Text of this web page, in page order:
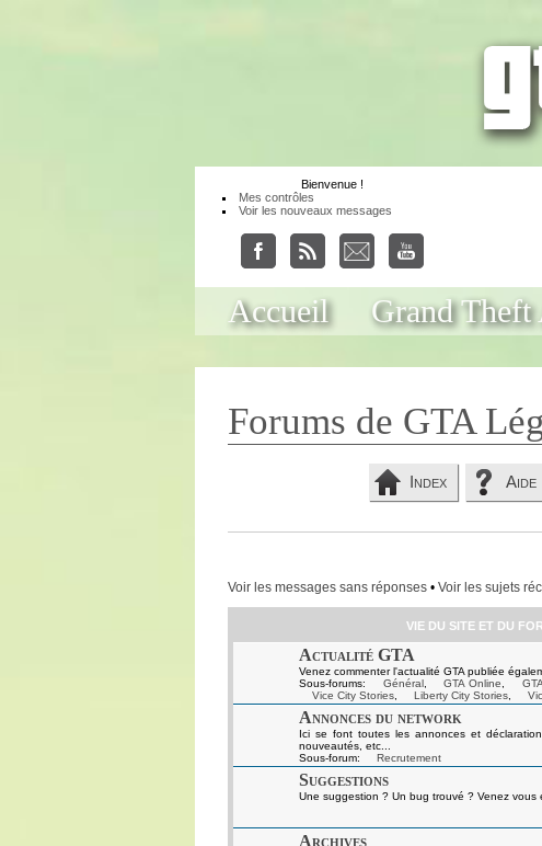
Bienvenue !
Mes contrôles
Voir les nouveaux messages
Accueil Grand Theft
Forums de GTA
Index Aide
Voir les messages sans réponses • Voir les sujets
VIE DU SITE ET DU
Actualité GTA
Venez commenter l'actualité GTA publiée
Sous-forums:
Général, GTA Online
Vice City Stories
Liberty City Stories
Annonces du network
Ici se font toutes les annonces et
nouveautés, etc...
Sous-forum:
Recrutement
Suggestions
Une suggestion ? Un bug trouvé ? Venez vous
Archives